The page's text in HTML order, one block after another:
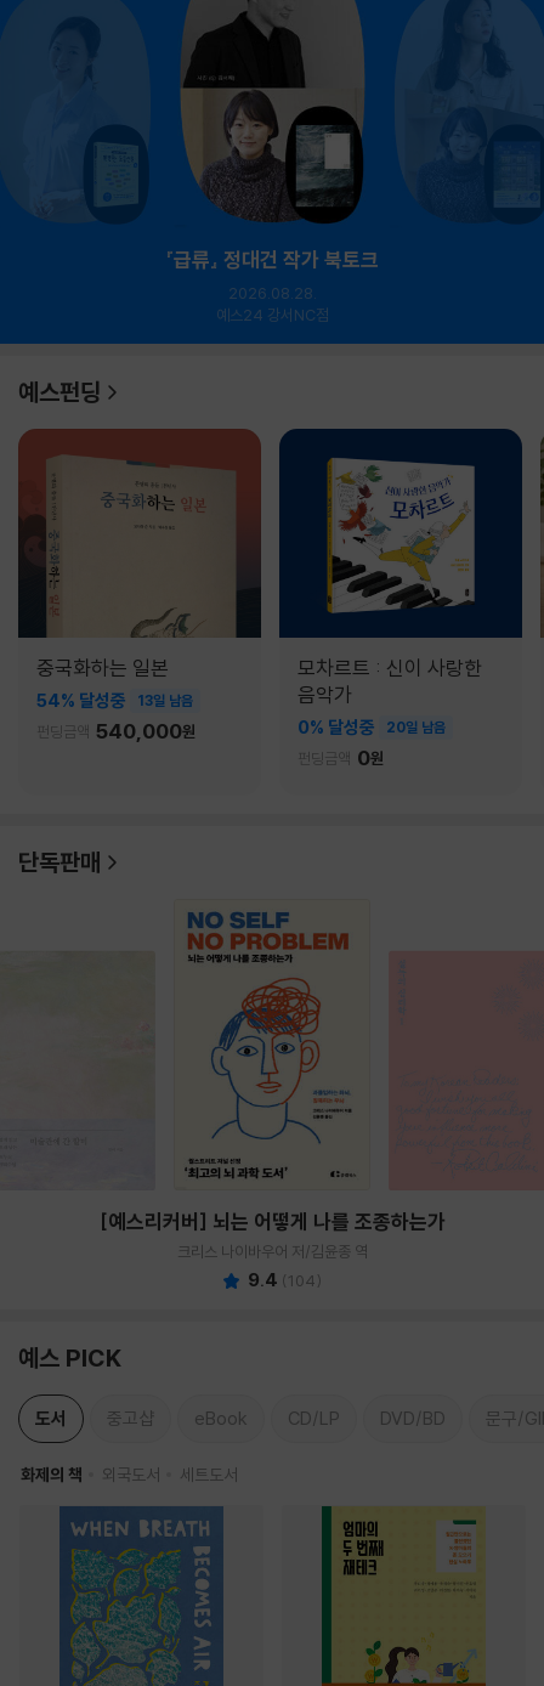
『급류』 정대건 작가 북토크
2026.08.28.
예스24 강서NC점
예스펀딩
중국화하는 일본
54% 달성중 13일 남음
펀딩금액 540,000원
모차르트 : 신이 사랑한
음악가
0% 달성중 20일 남음
펀딩금액 0원
단독판매
[예스리커버] 뇌는 어떻게 나를 조종하는가
크리스 나이바우어 저/김윤종 역
9.4 (104)
예스 PICK
도서 중고샵 eBook CD/LP DVD/BD 문구/
화제의 책 외국도서 세트도서